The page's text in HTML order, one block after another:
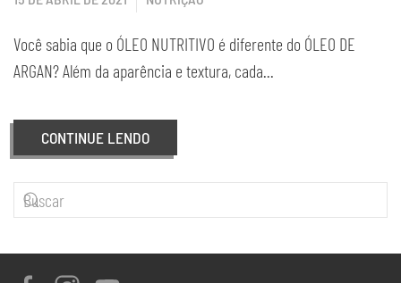
Você sabia que o ÓLEO NUTRITIVO é diferente do ÓLEO DE
ARGAN? Além da aparência e textura, cada...
CONTINUE LENDO